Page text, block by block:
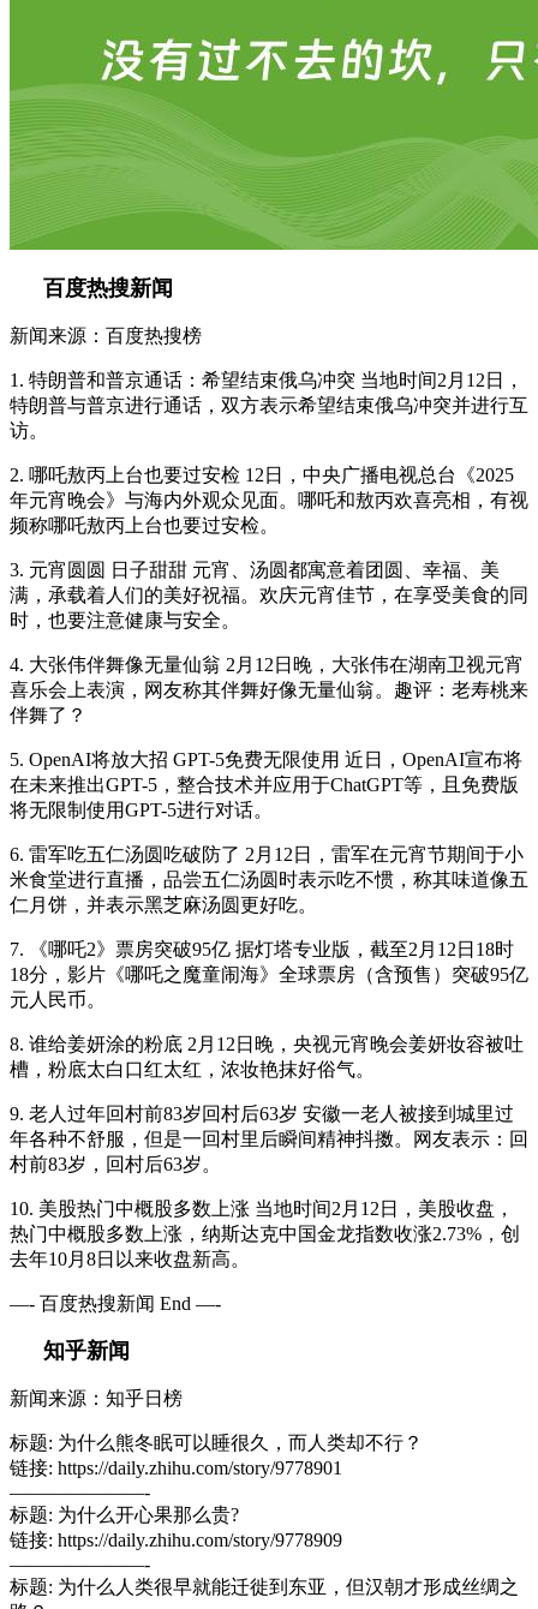
百度热搜新闻
新闻来源：百度热搜榜
1. 特朗普和普京通话：希望结束俄乌冲突 当地时间2月12日，
特朗普与普京进行通话，双方表示希望结束俄乌冲突并进行互
访。
2. 哪吒敖丙上台也要过安检 12日，中央广播电视总台《2025
年元宵晚会》与海内外观众见面。哪吒和敖丙欢喜亮相，有视
频称哪吒敖丙上台也要过安检。
3. 元宵圆圆 日子甜甜 元宵、汤圆都寓意着团圆、幸福、美
满，承载着人们的美好祝福。欢庆元宵佳节，在享受美食的同
时，也要注意健康与安全。
4. 大张伟伴舞像无量仙翁 2月12日晚，大张伟在湖南卫视元宵
喜乐会上表演，网友称其伴舞好像无量仙翁。趣评：老寿桃来
伴舞了？
5. OpenAI将放大招 GPT-5免费无限使用 近日，OpenAI宣布将
在未来推出GPT-5，整合技术并应用于ChatGPT等，且免费版
将无限制使用GPT-5进行对话。
6. 雷军吃五仁汤圆吃破防了 2月12日，雷军在元宵节期间于小
米食堂进行直播，品尝五仁汤圆时表示吃不惯，称其味道像五
仁月饼，并表示黑芝麻汤圆更好吃。
7. 《哪吒2》票房突破95亿 据灯塔专业版，截至2月12日18时
18分，影片《哪吒之魔童闹海》全球票房（含预售）突破95亿
元人民币。
8. 谁给姜妍涂的粉底 2月12日晚，央视元宵晚会姜妍妆容被吐
槽，粉底太白口红太红，浓妆艳抹好俗气。
9. 老人过年回村前83岁回村后63岁 安徽一老人被接到城里过
年各种不舒服，但是一回村里后瞬间精神抖擞。网友表示：回
村前83岁，回村后63岁。
10. 美股热门中概股多数上涨 当地时间2月12日，美股收盘，
热门中概股多数上涨，纳斯达克中国金龙指数收涨2.73%，创
去年10月8日以来收盘新高。
—- 百度热搜新闻 End —-
知乎新闻
新闻来源：知乎日榜
标题: 为什么熊冬眠可以睡很久，而人类却不行？
链接: https://daily.zhihu.com/story/9778901
———————-
标题: 为什么开心果那么贵?
链接: https://daily.zhihu.com/story/9778909
———————-
标题: 为什么人类很早就能迁徙到东亚，但汉朝才形成丝绸之